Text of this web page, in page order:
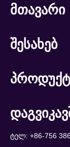
მთავარი
შესახებ
ტელ: +86-756